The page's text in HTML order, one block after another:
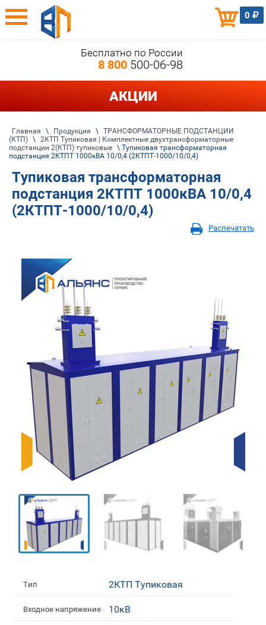
0
Бесплатно по России
8 800500-06-98
АКЦИИ
Главная \ Продукция \
ТРАНСФОРМАТОРНЫЕ ПОДСТАНЦИИ
(КТП) \
2КТП Тупиковая | Комплектные двухтрансформаторные
подстанции 2(КТП) тупиковые \ Тупиковая трансформаторная
подстанция 2КТПТ 1000кВА 10/0,4 (2КТПТ-1000/10/0,4)
Тупиковая трансформаторная
подстанция 2КТПТ 1000кВА 10/0,4
(2КТПТ-1000/10/0,4)
Распечатать
Тип 2КТП Тупиковая
Входное напряжение 10кВ